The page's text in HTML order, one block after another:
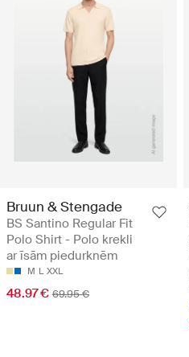
Bruun & Stengade
BS Santino Regular Fit
Polo Shirt - Polo krekli
ar īsām piedurknēm
M L XXL
48.97 € 69.95 €